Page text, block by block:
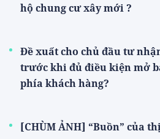
hộ chung cư xây mới ?
Đề xuất cho chủ đầu tư
trước khi đủ điều kiện mở
phía khách hàng?
[CHÙM ẢNH] “Buồn” của